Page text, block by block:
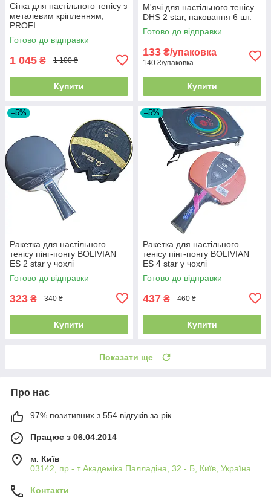
Сітка для настільного тенісу з
металевим кріпленням,
PROFI
Готово до відправки
1 045 ₴ 1 100 ₴
Купити
М'ячі для настільного тенісу
DHS 2 star, паковання 6 шт.
Готово до відправки
133 ₴/упаковка
140 ₴/упаковка
Купити
–5%
Ракетка для настільного
тенісу пінг-понгу BOLIVIAN
ES 2 star у чохлі
Готово до відправки
323 ₴ 340 ₴
Купити
–5%
Ракетка для настільного
тенісу пінг-понгу BOLIVIAN
ES 4 star у чохлі
Готово до відправки
437 ₴ 460 ₴
Купити
Показати ще
Про нас
97% позитивних з 554 відгуків за рік
Працює з 06.04.2014
м. Київ
03142, пр - т Академіка Палладіна, 32 - Б, Київ, Україна
Контакти